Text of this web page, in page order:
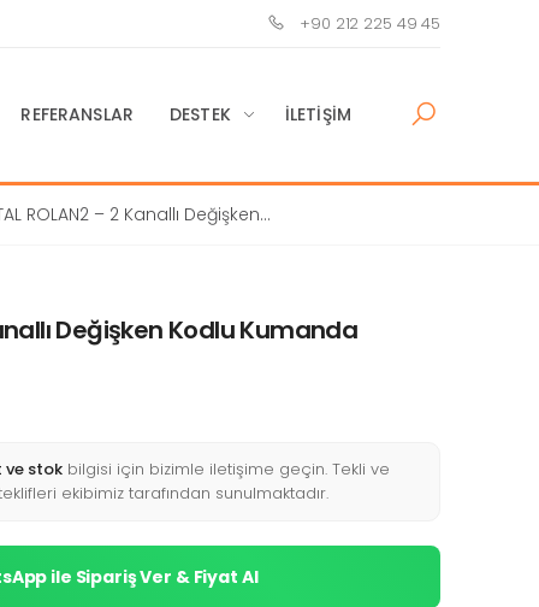
+90 212 225 49 45
REFERANSLAR DESTEK İLETIŞIM
ROLAN2 – 2 Kanallı Değişken
Değişken Kodlu Kumanda
stok bilgisi için bizimle iletişime geçin. Tekli ve
ekibimiz tarafından sunulmaktadır.
ile Sipariş Ver & Fiyat Al